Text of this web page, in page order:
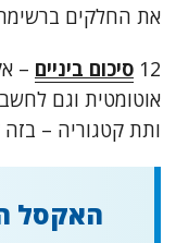
את החלקים ברשימה
12 סיכום ביניים –
אוטומטית וגם לחשב
ותת קטגוריה –
האקסל